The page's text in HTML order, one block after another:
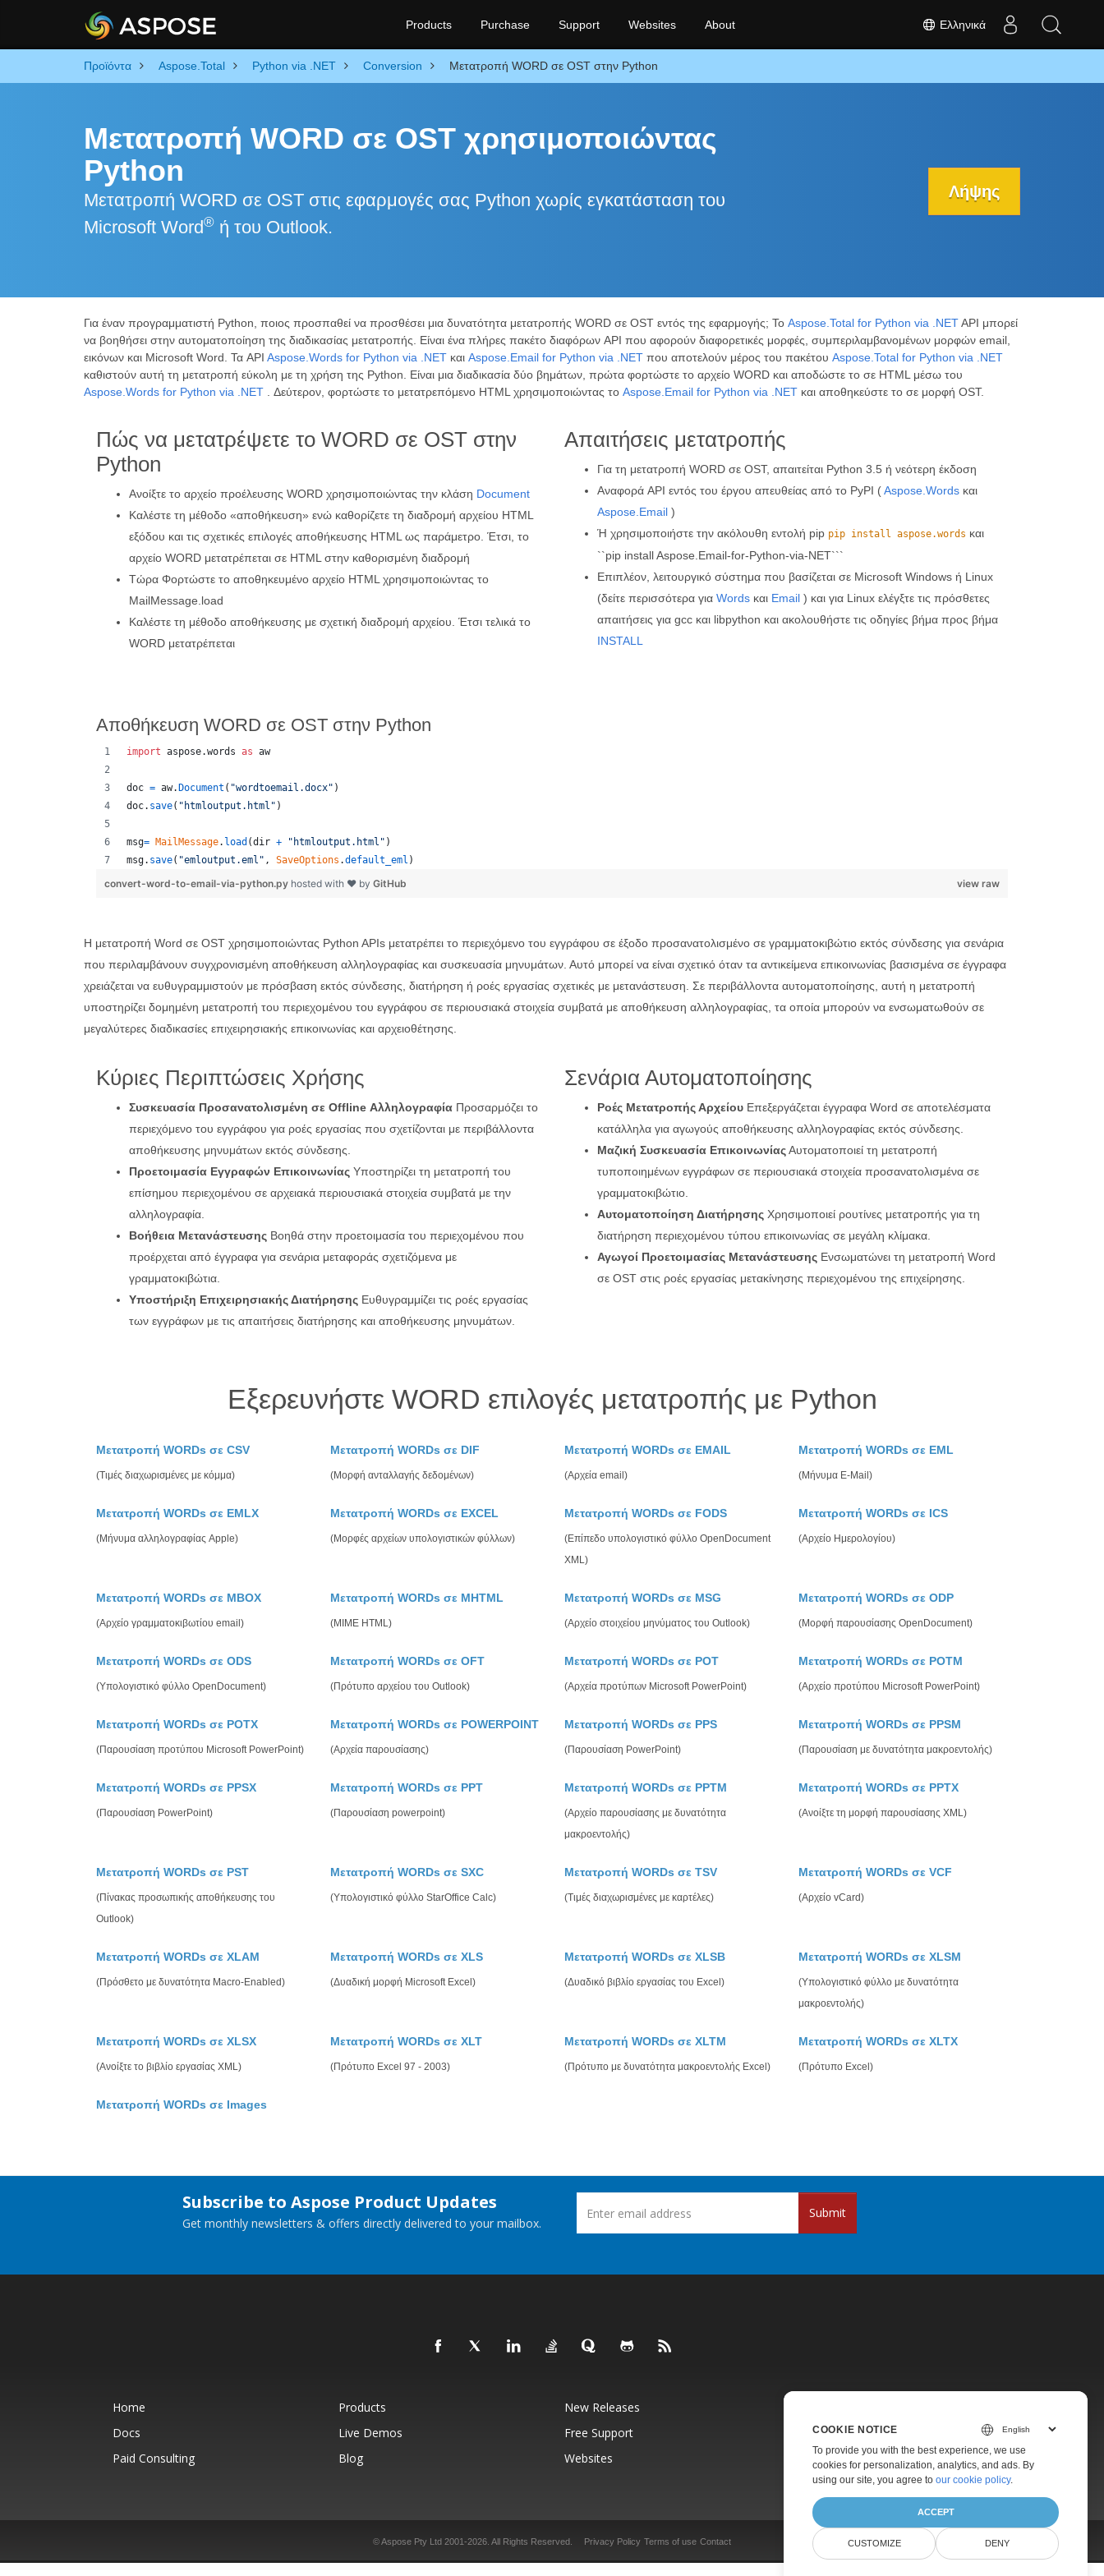
Ελληνικά
Products Purchase Support Websites About
Προϊόντα Aspose.Total Python via .NET Conversion Μετατροπή WORD σε OST στην Python
Μετατροπή WORD σε OST χρησιμοποιώντας
Python
Μετατροπή WORD σε OST στις εφαρμογές σας Python χωρίς εγκατάσταση του
Microsoft Word® ή του Outlook.
Λήψης
Για έναν προγραμματιστή Python, ποιος προσπαθεί να προσθέσει μια δυνατότητα μετατροπής WORD σε OST εντός της εφαρμογής; Το Aspose.Total for Python via .NETAPI μπορεί
να βοηθήσει στην αυτοματοποίηση της διαδικασίας μετατροπής. Είναι ένα πλήρες πακέτο διαφόρων API που αφορούν διαφορετικές μορφές, συμπεριλαμβανομένων μορφών email,
εικόνων και Microsoft Word. Τα API Aspose.Words for Python via .NET και Aspose.Email for Python via .NET που αποτελούν μέρος του πακέτου Aspose.Total for Python via .NET
καθιστούν αυτή τη μετατροπή εύκολη με τη χρήση της Python. Είναι μια διαδικασία δύο βημάτων, πρώτα φορτώστε το αρχείο WORD και αποδώστε το σε HTML μέσω του
Aspose.Words for Python via .NET . Δεύτερον, φορτώστε το μετατρεπόμενο HTML χρησιμοποιώντας το Aspose.Email for Python via .NET και αποθηκεύστε το σε μορφή OST.
Πώς να μετατρέψετε το WORD σε OST στην
Python
Ανοίξτε το αρχείο προέλευσης WORD χρησιμοποιώντας την κλάση Document
Καλέστε τη μέθοδο «αποθήκευση» ενώ καθορίζετε τη διαδρομή αρχείου HTML
εξόδου και τις σχετικές επιλογές αποθήκευσης HTML ως παράμετρο. Έτσι, το
αρχείο WORD μετατρέπεται σε HTML στην καθορισμένη διαδρομή
Τώρα Φορτώστε το αποθηκευμένο αρχείο HTML χρησιμοποιώντας το
MailMessage.load
Καλέστε τη μέθοδο αποθήκευσης με σχετική διαδρομή αρχείου. Έτσι τελικά το
WORD μετατρέπεται
Απαιτήσεις μετατροπής
Για τη μετατροπή WORD σε OST, απαιτείται Python 3.5 ή νεότερη έκδοση
Αναφορά API εντός του έργου απευθείας από το PyPI (Aspose.Words και
Aspose.Email )
Ή χρησιμοποιήστε την ακόλουθη εντολή pip pip install aspose.words και
``pip install Aspose.Email-for-Python-via-NET```
Επιπλέον, λειτουργικό σύστημα που βασίζεται σε Microsoft Windows ή Linux
(δείτε περισσότερα για Words και Email ) και για Linux ελέγξτε τις πρόσθετες
απαιτήσεις για gcc και libpython και ακολουθήστε τις οδηγίες βήμα προς βήμα
INSTALL
Αποθήκευση WORD σε OST στην Python
import aspose.words as aw
doc = aw. Document ( "wordtoemail.docx" )
doc. save( "htmloutput.html" )
msg= MailMessage. load (dir + "htmloutput.html" )
msg. save( "emloutput.eml" , SaveOptions .default_eml )
view raw
convert-word-to-email-via-python.py hosted with ❤ by GitHub
Η μετατροπή Word σε OST χρησιμοποιώντας Python APIs μετατρέπει το περιεχόμενο του εγγράφου σε έξοδο προσανατολισμένο σε γραμματοκιβώτιο εκτός σύνδεσης για σενάρια
που περιλαμβάνουν συγχρονισμένη αποθήκευση αλληλογραφίας και συσκευασία μηνυμάτων. Αυτό μπορεί να είναι σχετικό όταν τα αντικείμενα επικοινωνίας βασισμένα σε έγγραφα
χρειάζεται να ευθυγραμμιστούν με πρόσβαση εκτός σύνδεσης, διατήρηση ή ροές εργασίας σχετικές με μετανάστευση. Σε περιβάλλοντα αυτοματοποίησης, αυτή η μετατροπή
υποστηρίζει δομημένη μετατροπή του περιεχομένου του εγγράφου σε περιουσιακά στοιχεία συμβατά με αποθήκευση αλληλογραφίας, τα οποία μπορούν να ενσωματωθούν σε
μεγαλύτερες διαδικασίες επιχειρησιακής επικοινωνίας και αρχειοθέτησης.
Κύριες Περιπτώσεις Χρήσης
Συσκευασία Προσανατολισμένη σε Offline Αλληλογραφία Προσαρμόζει το
περιεχόμενο του εγγράφου για ροές εργασίας που σχετίζονται με περιβάλλοντα
αποθήκευσης μηνυμάτων εκτός σύνδεσης.
Προετοιμασία Εγγραφών Επικοινωνίας Υποστηρίζει τη μετατροπή του
επίσημου περιεχομένου σε αρχειακά περιουσιακά στοιχεία συμβατά με την
αλληλογραφία.
Βοήθεια Μετανάστευσης Βοηθά στην προετοιμασία του περιεχομένου που
προέρχεται από έγγραφα για σενάρια μεταφοράς σχετιζόμενα με
γραμματοκιβώτια.
Υποστήριξη Επιχειρησιακής Διατήρησης Ευθυγραμμίζει τις ροές εργασίας
των εγγράφων με τις απαιτήσεις διατήρησης και αποθήκευσης μηνυμάτων.
Σενάρια Αυτοματοποίησης
Ροές Μετατροπής Αρχείου Επεξεργάζεται έγγραφα Word σε αποτελέσματα
κατάλληλα για αγωγούς αποθήκευσης αλληλογραφίας εκτός σύνδεσης.
Μαζική Συσκευασία ΕπικοινωνίαςΑυτοματοποιεί τη μετατροπή
τυποποιημένων εγγράφων σε περιουσιακά στοιχεία προσανατολισμένα σε
γραμματοκιβώτιο.
Αυτοματοποίηση Διατήρησης Χρησιμοποιεί ρουτίνες μετατροπής για τη
διατήρηση περιεχομένου τύπου επικοινωνίας σε μεγάλη κλίμακα.
Αγωγοί Προετοιμασίας Μετανάστευσης Ενσωματώνει τη μετατροπή Word
σε OST στις ροές εργασίας μετακίνησης περιεχομένου της επιχείρησης.
Εξερευνήστε WORD επιλογές μετατροπής με Python
Μετατροπή WORDs σε CSV
(Τιμές διαχωρισμένες με κόμμα)
Μετατροπή WORDs σε DIF
(Μορφή ανταλλαγής δεδομένων)
Μετατροπή WORDs σε EMAIL
(Αρχεία email)
Μετατροπή WORDs σε EML
(Μήνυμα E-Mail)
Μετατροπή WORDs σε EMLX
(Μήνυμα αλληλογραφίας Apple)
Μετατροπή WORDs σε EXCEL
(Μορφές αρχείων υπολογιστικών φύλλων)
Μετατροπή WORDs σε FODS
(Επίπεδο υπολογιστικό φύλλο OpenDocument
XML)
Μετατροπή WORDs σε ICS
(Αρχείο Ημερολογίου)
Μετατροπή WORDs σε MBOX
(Αρχείο γραμματοκιβωτίου email)
Μετατροπή WORDs σε MHTML
(MIME HTML)
Μετατροπή WORDs σε MSG
(Αρχείο στοιχείου μηνύματος του Outlook)
Μετατροπή WORDs σε ODP
(Μορφή παρουσίασης OpenDocument)
Μετατροπή WORDs σε ODS
(Υπολογιστικό φύλλο OpenDocument)
Μετατροπή WORDs σε OFT
(Πρότυπο αρχείου του Outlook)
Μετατροπή WORDs σε POT
(Αρχεία προτύπων Microsoft PowerPoint)
Μετατροπή WORDs σε POTM
(Αρχείο προτύπου Microsoft PowerPoint)
Μετατροπή WORDs σε POTX
(Παρουσίαση προτύπου Microsoft PowerPoint)
Μετατροπή WORDs σε POWERPOINT
(Αρχεία παρουσίασης)
Μετατροπή WORDs σε PPS
(Παρουσίαση PowerPoint)
Μετατροπή WORDs σε PPSM
(Παρουσίαση με δυνατότητα μακροεντολής)
Μετατροπή WORDs σε PPSX
(Παρουσίαση PowerPoint)
Μετατροπή WORDs σε PPT
(Παρουσίαση powerpoint)
Μετατροπή WORDs σε PPTM
(Αρχείο παρουσίασης με δυνατότητα
μακροεντολής)
Μετατροπή WORDs σε PPTX
(Ανοίξτε τη μορφή παρουσίασης XML)
Μετατροπή WORDs σε PST
(Πίνακας προσωπικής αποθήκευσης του
Outlook)
Μετατροπή WORDs σε SXC
(Υπολογιστικό φύλλο StarOffice Calc)
Μετατροπή WORDs σε TSV
(Τιμές διαχωρισμένες με καρτέλες)
Μετατροπή WORDs σε VCF
(Αρχείο vCard)
Μετατροπή WORDs σε XLAM
(Πρόσθετο με δυνατότητα Macro-Enabled)
Μετατροπή WORDs σε XLS
(Δυαδική μορφή Microsoft Excel)
Μετατροπή WORDs σε XLSB
(Δυαδικό βιβλίο εργασίας του Excel)
Μετατροπή WORDs σε XLSM
(Υπολογιστικό φύλλο με δυνατότητα
μακροεντολής)
Μετατροπή WORDs σε XLSX
(Ανοίξτε το βιβλίο εργασίας XML)
Μετατροπή WORDs σε XLT
(Πρότυπο Excel 97 - 2003)
Μετατροπή WORDs σε XLTM
(Πρότυπο με δυνατότητα μακροεντολής Excel)
Μετατροπή WORDs σε XLTX
(Πρότυπο Excel)
Μετατροπή WORDs σε Images
Subscribe to Aspose Product Updates
Get monthly newsletters & offers directly delivered to your mailbox.
Submit
Home Products New Releases
Docs
Live Demos Free Support
Paid Support
Paid Consulting
Blog Websites About
© Aspose Pty Ltd 2001-2026. All Rights Reserved. Privacy Policy Terms of use Contact
COOKIE NOTICE
To provide you with the best experience, we use
cookies for personalization, analytics, and ads. By
using our site, you agree to our cookie policy.
ACCEPT
CUSTOMIZE DENY